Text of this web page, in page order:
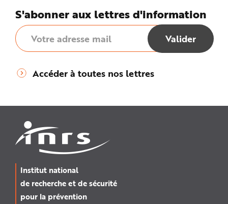
S'abonner aux lettres d'information
Accéder à toutes nos lettres
Institut national
de recherche et de sécurité
pour la prévention